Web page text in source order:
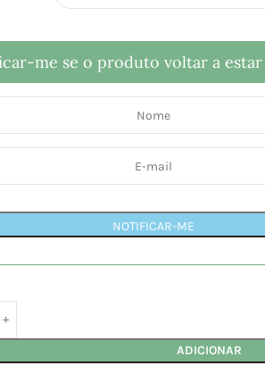
me se o produto voltar a
NOTIFICAR-ME
ADICIONAR